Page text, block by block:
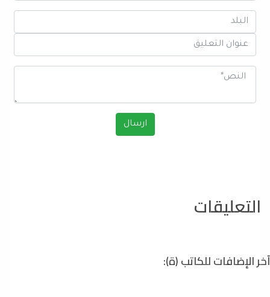
التعليقات
آخر الإضافات للكاتب (ة):